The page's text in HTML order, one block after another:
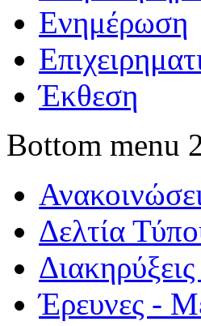
Ενημέρωση
Έκθεση
Bottom menu
Δελτία
Έρευνες -